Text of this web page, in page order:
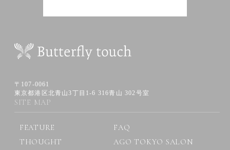
〒107-0061
東京都港区北青山3丁目1-6 316青山 302号室
SITE MAP
FEATURE
FAQ
THOUGHT
AGO TOKYO SALON